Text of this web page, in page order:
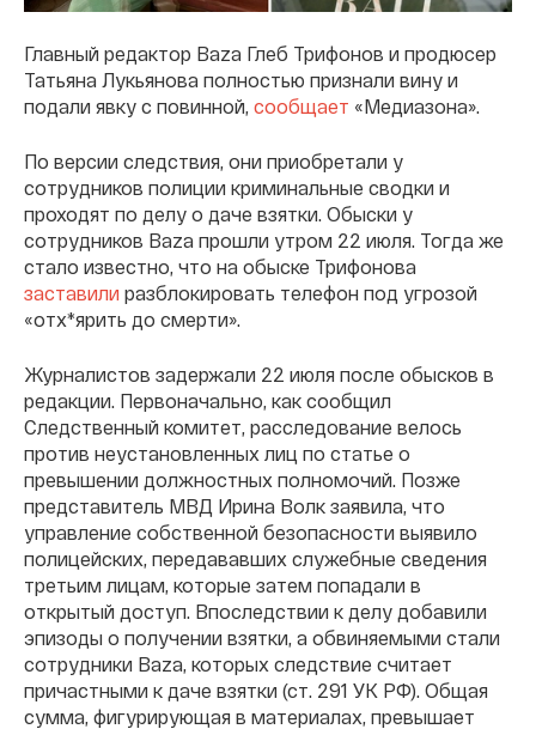
Главный редактор Baza Глеб Трифонов и продюсер
Татьяна Лукьянова полностью признали вину и
подали явку с повинной, сообщает «Медиазона».
По версии следствия, они приобретали у
сотрудников полиции криминальные сводки и
проходят по делу о даче взятки. Обыски у
сотрудников Baza прошли утром 22 июля. Тогда же
стало известно, что на обыске Трифонова
заставили разблокировать телефон под угрозой
«отх*ярить до смерти».
Журналистов задержали 22 июля после обысков в
редакции. Первоначально, как сообщил
Следственный комитет, расследование велось
против неустановленных лиц по статье о
превышении должностных полномочий. Позже
представитель МВД Ирина Волк заявила, что
управление собственной безопасности выявило
полицейских, передававших служебные сведения
третьим лицам, которые затем попадали в
открытый доступ. Впоследствии к делу добавили
эпизоды о получении взятки, а обвиняемыми стали
сотрудники Baza, которых следствие считает
причастными к даче взятки (ст. 291 УК РФ). Общая
сумма, фигурирующая в материалах, превышает